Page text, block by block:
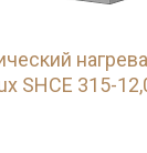
SHCE 315-